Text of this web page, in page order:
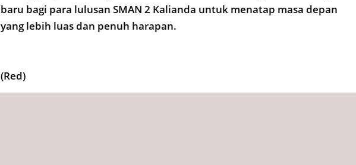
baru bagi para lulusan SMAN 2 Kalianda untuk menatap masa depan
yang lebih luas dan penuh harapan.
(Red)